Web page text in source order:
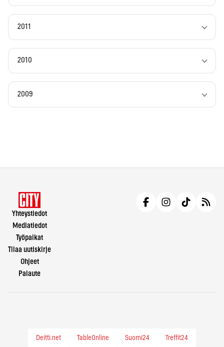
2011
2010
2009
Yhteystiedot
Mediatiedot
Työpaikat
Tilaa uutiskirje
Ohjeet
Palaute
Deitti.net TableOnline Suomi24 Treffit24